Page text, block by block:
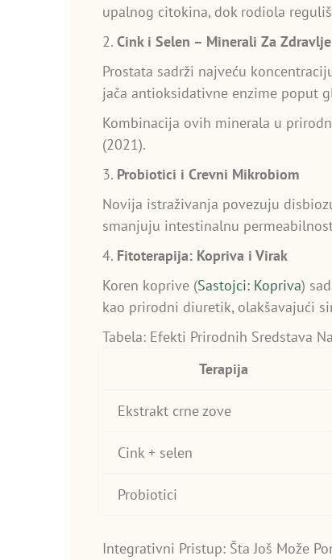
upalnog citokina, dok rodiola
2. Cink i Selen – Minerali Za
Prostata sadrži najveću
jača antioksidativne enzime poput
Kombinacija ovih minerala u
(2021).
3. Probiotici i Crevni Mikrobiom
Novija istraživanja povezuju
smanjuju intestinalnu
4. Fitoterapija: Kopriva i Virak
Koren koprive (Sastojci: Kopriva)
kao prirodni diuretik, olakšavajući
Tabela: Efekti Prirodnih Sredstava
Terapija
Ekstrakt crne zove
Cink + selen
Probiotici
Integrativni Pristup: Šta Još Može